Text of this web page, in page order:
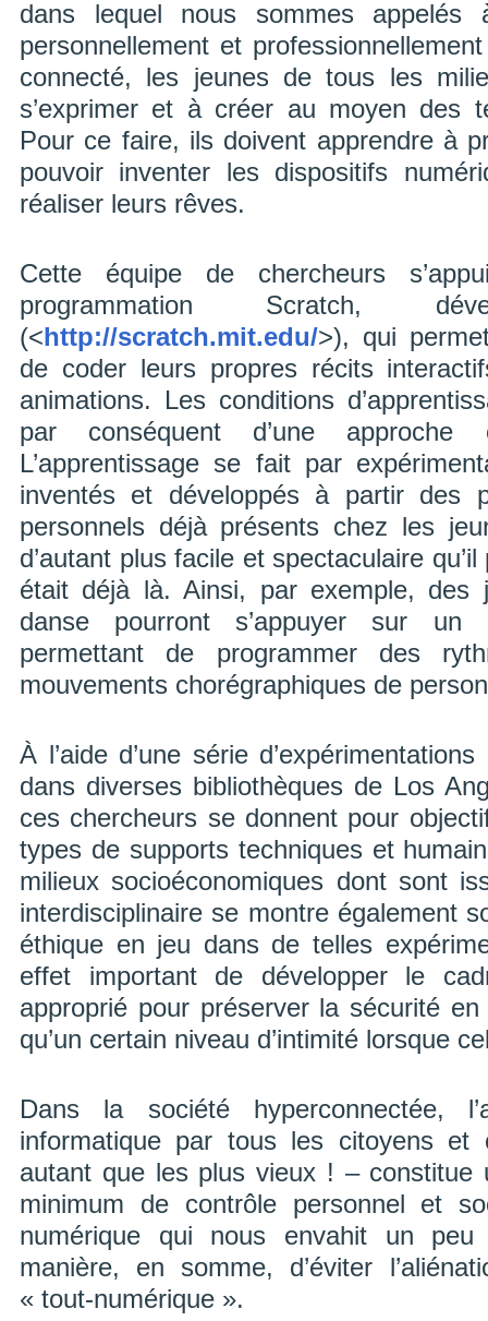
dans lequel nous sommes appelés
personnellement et
connecté, les jeunes de tous les
s’exprimer et à créer au moyen des
Pour ce faire, ils doivent apprendre à
pouvoir inventer les dispositifs
réaliser leurs rêves.
Cette équipe de chercheurs
programmation Scratch,
(<http://scratch.mit.edu/>), qui
de coder leurs propres récits
animations. Les conditions
par conséquent d’une approche
L’apprentissage se fait par
inventés et développés à partir des
personnels déjà présents chez les
d’autant plus facile et spectaculaire
était déjà là. Ainsi, par exemple, des
danse pourront s’appuyer sur un
permettant de programmer des
mouvements chorégraphiques de
À l’aide d’une série
dans diverses bibliothèques de Los
ces chercheurs se donnent pour
types de supports techniques et
milieux socioéconomiques dont sont
interdisciplinaire se montre également
éthique en jeu dans de telles
effet important de développer le
approprié pour préserver la sécurité
qu’un certain niveau d’intimité lorsque
Dans la société hyperconnectée,
informatique par tous les citoyens et
autant que les plus vieux ! – constitue
minimum de contrôle personnel et
numérique qui nous envahit un
manière, en somme, d’éviter
« tout-numérique ».